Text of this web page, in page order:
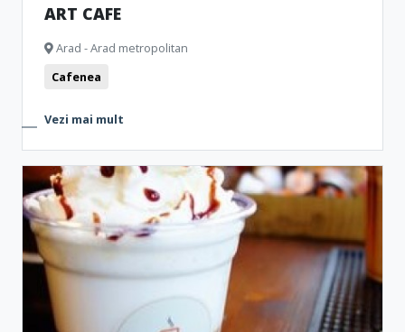
ART CAFE
Arad - Arad metropolitan
Cafenea
Vezi mai mult